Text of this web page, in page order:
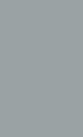
durch das
Kriterien
oder
vorgesehen